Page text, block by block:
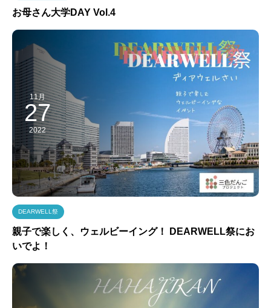
お母さん大学DAY Vol.4
11月
27
2022
DEARWELL祭
親子で楽しく、ウェルビーイング！ DEARWELL祭にお
いでよ！